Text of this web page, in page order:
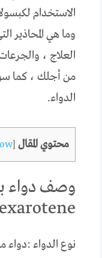
وما هي المحاذير
العلاج ،
من أجلك ، كما
الدواء.
محتوي المقال [
وصف دواء
نوع الدواء :دواء